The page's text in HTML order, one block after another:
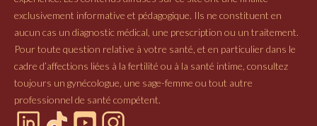
exclusivement informative et pédagogique. Ils ne constituent en
aucun cas un diagnostic médical, une prescription ou un traitement.
Pour toute question relative à votre santé, et en particulier dans le
cadre d’affections liées à la fertilité ou à la santé intime, consultez
toujours un gynécologue, une sage-femme ou tout autre
professionnel de santé compétent.